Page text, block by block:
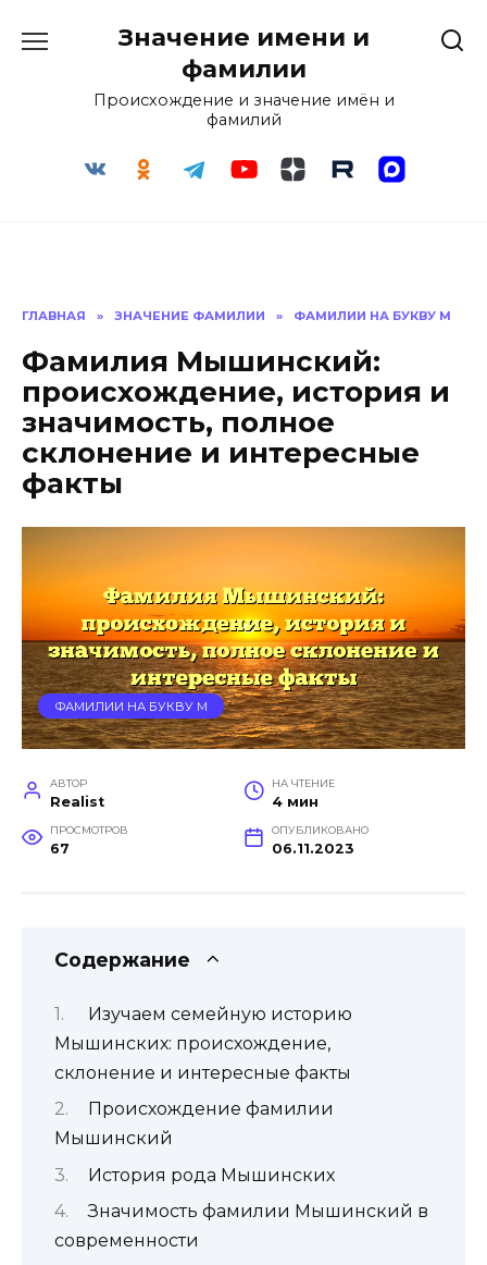
Значение имени и
фамилии
Происхождение и значение имён и
фамилий
ГЛАВНАЯ » ЗНАЧЕНИЕ ФАМИЛИИ » ФАМИЛИИ НА БУКВУ М
Фамилия Мышинский:
происхождение, история и
значимость, полное
склонение и интересные
факты
ФАМИЛИИ НА БУКВУ М
АВТОР
Realist
НА ЧТЕНИЕ
4 мин
ПРОСМОТРОВ
67
ОПУБЛИКОВАНО
06.11.2023
Содержание
Изучаем семейную историю
Мышинских: происхождение,
склонение и интересные факты
Происхождение фамилии
Мышинский
История рода Мышинских
Значимость фамилии Мышинский в
современности